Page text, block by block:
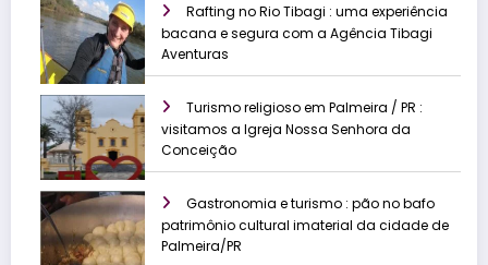
Rafting no Rio Tibagi : uma experiência
bacana e segura com a Agência Tibagi
Aventuras
Turismo religioso em Palmeira / PR :
visitamos a Igreja Nossa Senhora da
Conceição
Gastronomia e turismo : pão no bafo
patrimônio cultural imaterial da cidade de
Palmeira/PR